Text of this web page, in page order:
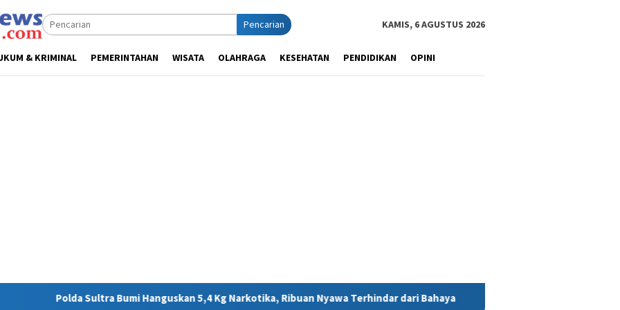
Pencarian KAMIS, 6 AGUSTUS 2026
& KRIMINAL PEMERINTAHAN WISATA OLAHRAGA KESEHATAN PENDIDIKAN OPINI
Hanguskan 5,4 Kg Narkotika, Ribuan Nyawa Terhindar dari Bahaya MIND ID Tegaskan Dukungan Penuh Bagi PT Vale